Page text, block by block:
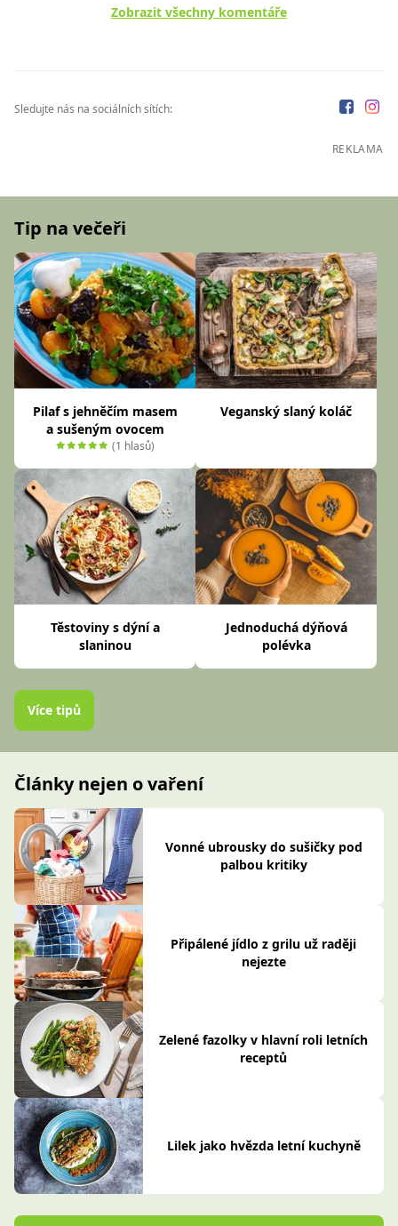
Zobrazit všechny komentáře
Sledujte nás na sociálních sítích:
REKLAMA
Tip na večeři
Pilaf s jehněčím masem
a sušeným ovocem
(1 hlasů)
Veganský slaný koláč
Těstoviny s dýní a
slaninou
Jednoduchá dýňová
polévka
Více tipů
Články nejen o vaření
Vonné ubrousky do sušičky pod
palbou kritiky
Připálené jídlo z grilu už raději
nejezte
Zelené fazolky v hlavní roli letních
receptů
Lilek jako hvězda letní kuchyně